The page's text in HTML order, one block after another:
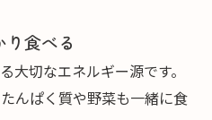
食べる
大切なエネルギー源です。
んぱく質や野菜も一緒に食